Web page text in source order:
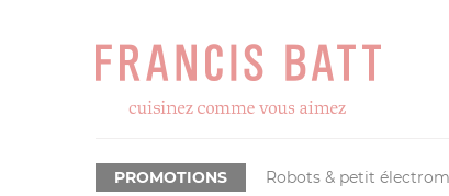
Robots & petit
PROMOTIONS